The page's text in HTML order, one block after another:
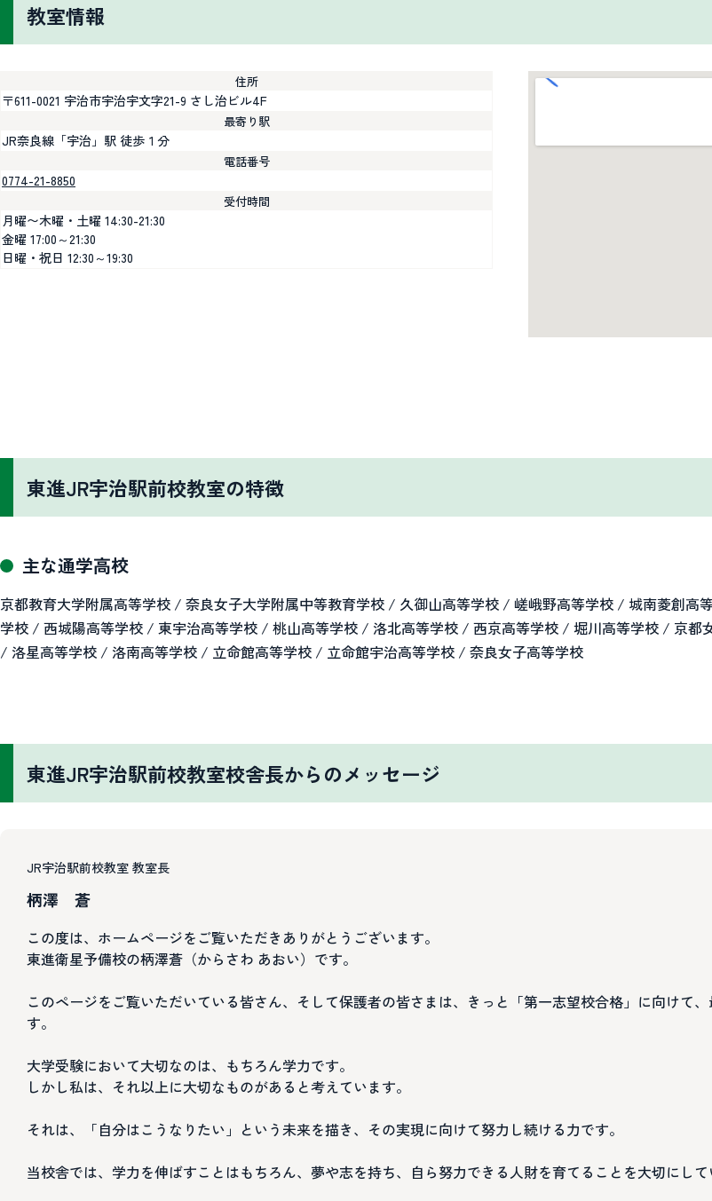
教室情報
住所
〒611-0021 宇治市宇治宇文字21-9 さし治ビル4F
最寄り駅
JR奈良線「宇治」駅 徒歩１分
電話番号
0774-21-8850
受付時間
月曜〜木曜・土曜 14:30-21:30
金曜 17:00～21:30
日曜・祝日 12:30～19:30
東進JR宇治駅前校教室の特徴
主な通学高校
京都教育大学附属高等学校 / 奈良女子大学附属中等教育学校 / 久御山高等学校 / 嵯峨野高等学校 / 城南菱創
学校 / 西城陽高等学校 / 東宇治高等学校 / 桃山高等学校 / 洛北高等学校 / 西京高等学校 / 堀川高等学校 / 京都
/ 洛星高等学校 / 洛南高等学校 / 立命館高等学校 / 立命館宇治高等学校 / 奈良女子高等学校
東進JR宇治駅前校教室校舎長からのメッセージ
JR宇治駅前校教室 教室長
柄澤 蒼
この度は、ホームページをご覧いただきありがとうございます。
東進衛星予備校の柄澤蒼（からさわ あおい）です。
このページをご覧いただいている皆さん、そして保護者の皆さまは、きっと「第一志望校合格」に向けて
す。
大学受験において大切なのは、もちろん学力です。
しかし私は、それ以上に大切なものがあると考えています。
それは、「自分はこうなりたい」という未来を描き、その実現に向けて努力し続ける力です。
当校舎では、学力を伸ばすことはもちろん、夢や志を持ち、自ら努力できる人財を育てることを大切にして